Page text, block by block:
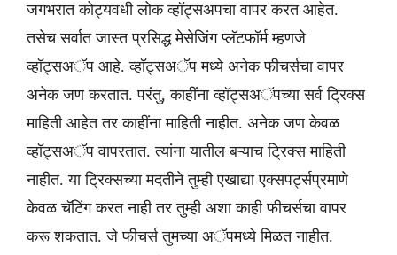
जगभरात कोट्यवधी लोक व्हॉट्सअपचा वापर करत आहेत.
तसेच सर्वात जास्त प्रसिद्ध मेसेजिंग प्लॅटफॉर्म म्हणजे
व्हॉट्सअॅप आहे. व्हॉट्सअॅप मध्ये अनेक फीचर्सचा वापर
अनेक जण करतात. परंतु, काहींना व्हॉट्सअॅपच्या सर्व ट्रिक्स
माहिती आहेत तर काहींना माहिती नाहीत. अनेक जण केवळ
व्हॉट्सअॅप वापरतात. त्यांना यातील बऱ्याच ट्रिक्स माहिती
नाहीत. या ट्रिक्सच्या मदतीने तुम्ही एखाद्या एक्सपर्ट्सप्रमाणे
केवळ चॅटिंग करत नाही तर तुम्ही अशा काही फीचर्सचा वापर
करू शकतात. जे फीचर्स तुमच्या अॅपमध्ये मिळत नाहीत.